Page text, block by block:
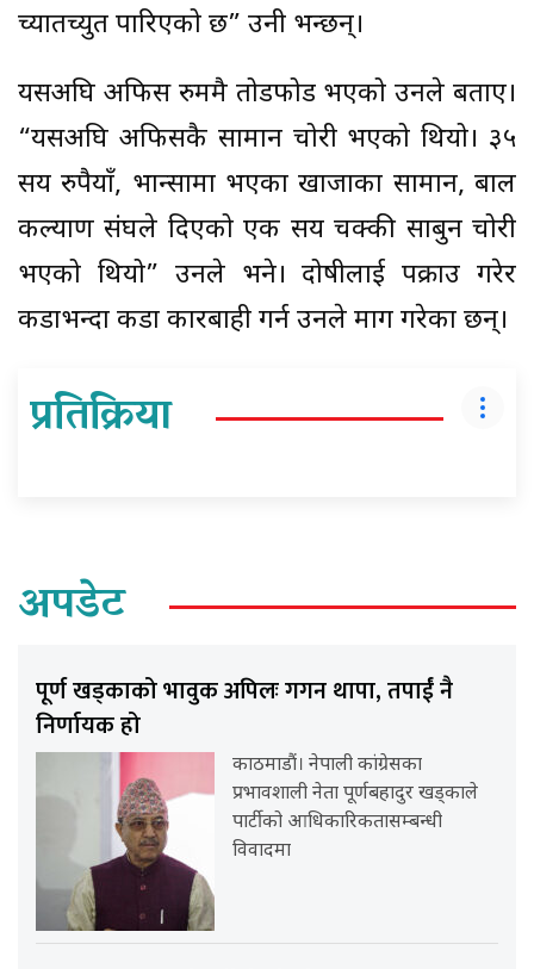
च्यातच्युत पारिएको छ” उनी भन्छन्।
यसअघि अफिस रुममै तोडफोड भएको उनले बताए।
“यसअघि अफिसकै सामान चोरी भएको थियो। ३५
सय रुपैयाँ, भान्सामा भएका खाजाका सामान, बाल
कल्याण संघले दिएको एक सय चक्की साबुन चोरी
भएको थियो” उनले भने। दोषीलाई पक्राउ गरेर
कडाभन्दा कडा कारबाही गर्न उनले माग गरेका छन्।
प्रतिक्रिया
अपडेट
पूर्ण खड्काको भावुक अपिलः गगन थापा, तपाईं नै
निर्णायक हो
काठमाडौं। नेपाली कांग्रेसका
प्रभावशाली नेता पूर्णबहादुर खड्काले
पार्टीको आधिकारिकतासम्बन्धी
विवादमा